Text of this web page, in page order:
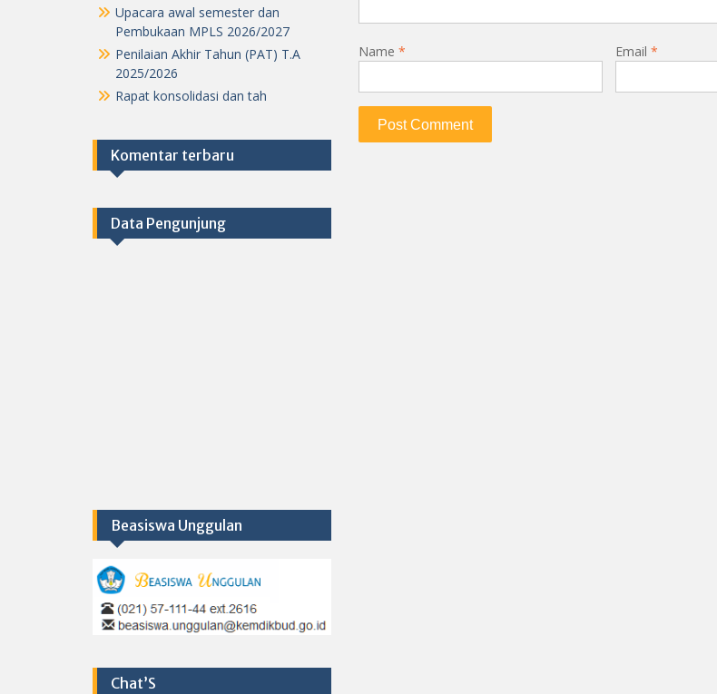
Name * Email*
Upacara awal semester dan
Pembukaan MPLS 2026/2027
Penilaian Akhir Tahun (PAT) T.A
2025/2026
Rapat konsolidasi dan tah
Komentar terbaru
Data Pengunjung
Beasiswa Unggulan
Chat’S